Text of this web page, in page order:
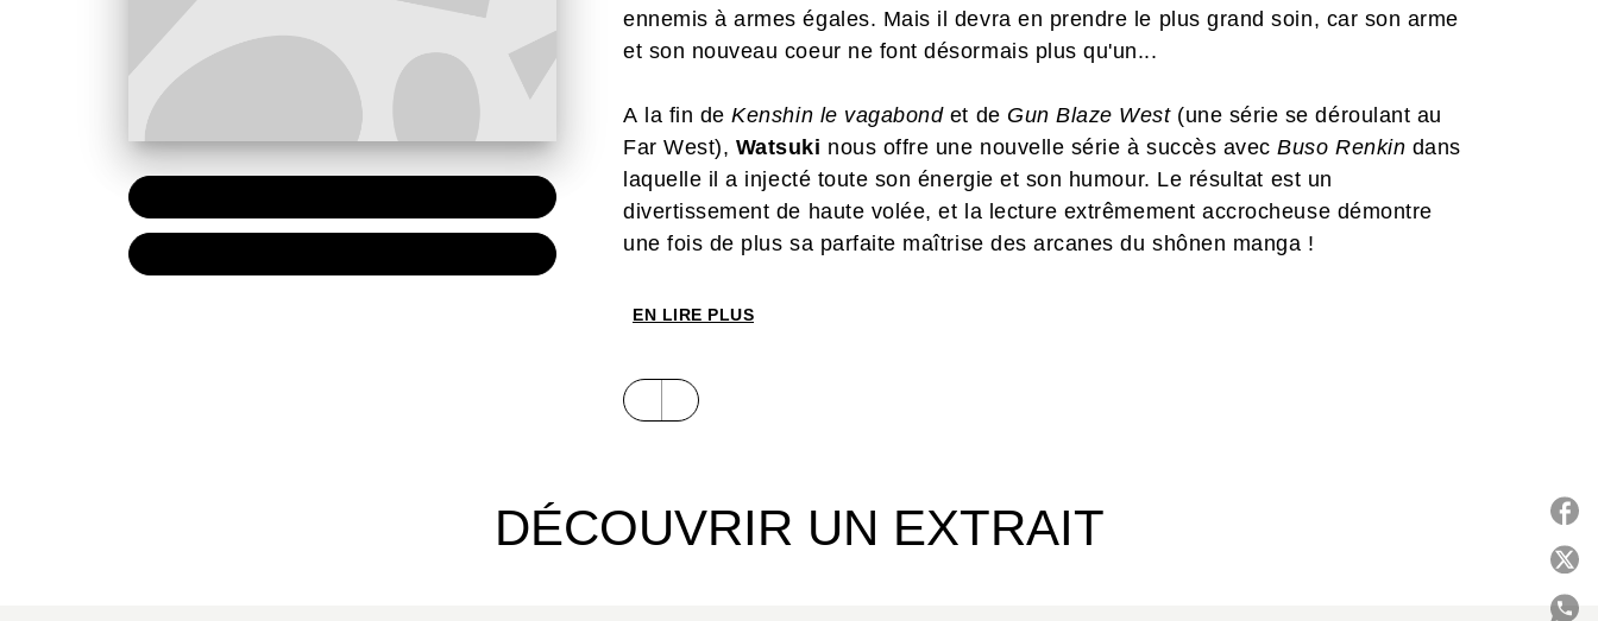
ennemis à armes égales. Mais il devra en prendre le plus grand soin, car son arme
et son nouveau coeur ne font désormais plus qu'un...
A la fin deKenshin le vagabond et de Gun Blaze West (une série se déroulant au
Far West), Watsuki nous offre une nouvelle série à succès avecBuso Renkin dans
laquelle il a injecté toute son énergie et son humour. Le résultat est un
divertissement de haute volée, et la lecture extrêmement accrocheuse démontre
une fois de plus sa parfaite maîtrise des arcanes du shônen manga !
EN LIRE PLUS
DÉCOUVRIR UN EXTRAIT